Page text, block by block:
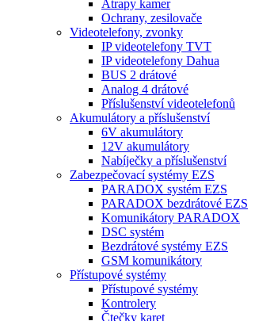
Atrapy kamer
Ochrany, zesilovače
Videotelefony, zvonky
IP videotelefony TVT
IP videotelefony Dahua
BUS 2 drátové
Analog 4 drátové
Příslušenství videotelefonů
Akumulátory a příslušenství
6V akumulátory
12V akumulátory
Nabíječky a příslušenství
Zabezpečovací systémy EZS
PARADOX systém EZS
PARADOX bezdrátové EZS
Komunikátory PARADOX
DSC systém
Bezdrátové systémy EZS
GSM komunikátory
Přístupové systémy
Přístupové systémy
Kontrolery
Čtečky karet